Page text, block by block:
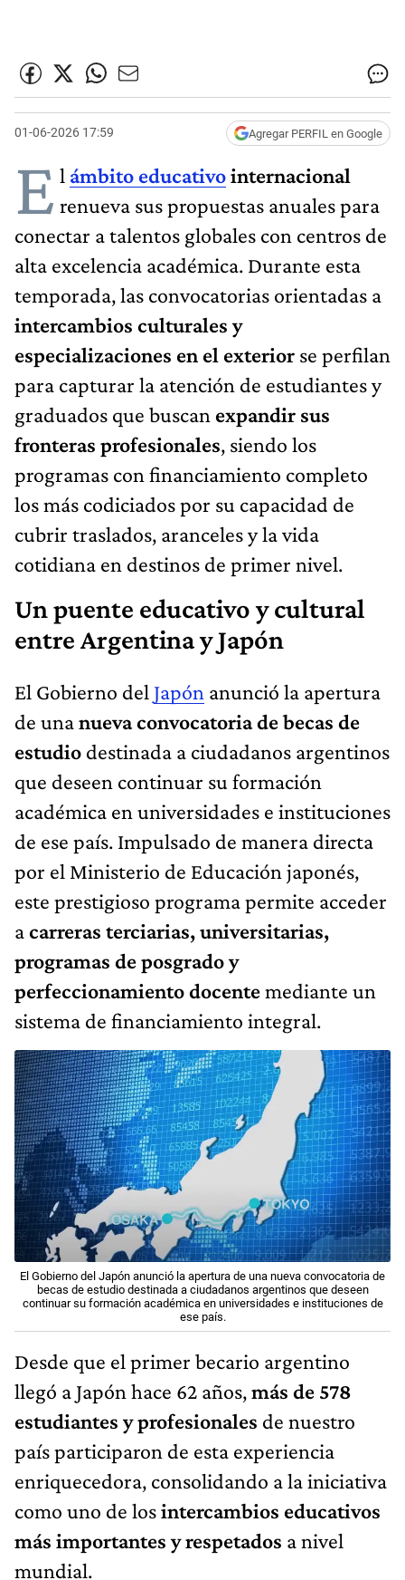
01-06-2026 17:59 Agregar PERFIL en Google
E l ámbito educativointernacional
renueva sus propuestas anuales para
conectar a talentos globales con centros de
alta excelencia académica. Durante esta
temporada, las convocatorias orientadas a
intercambios culturales y
especializaciones en el exterior se perfilan
para capturar la atención de estudiantes y
graduados que buscan expandir sus
fronteras profesionales, siendo los
programas con financiamiento completo
los más codiciados por su capacidad de
cubrir traslados, aranceles y la vida
cotidiana en destinos de primer nivel.
Un puente educativo y cultural
entre Argentina y Japón
El Gobierno del Japón anunció la apertura
de unanueva convocatoria de becas de
estudio destinada a ciudadanos argentinos
que deseen continuar su formación
académica en universidades e instituciones
de ese país. Impulsado de manera directa
por el Ministerio de Educación japonés,
este prestigioso programa permite acceder
acarreras terciarias, universitarias,
programas de posgrado y
perfeccionamiento docentemediante un
sistema de financiamiento integral.
El Gobierno del Japón anunció la apertura de una nueva convocatoria de
becas de estudio destinada a ciudadanos argentinos que deseen
continuar su formación académica en universidades e instituciones de
ese país.
Desde que el primer becario argentino
llegó a Japón hace 62 años,más de 578
estudiantes y profesionales de nuestro
país participaron de esta experiencia
enriquecedora, consolidando a la iniciativa
como uno de losintercambios educativos
más importantes y respetados a nivel
mundial.